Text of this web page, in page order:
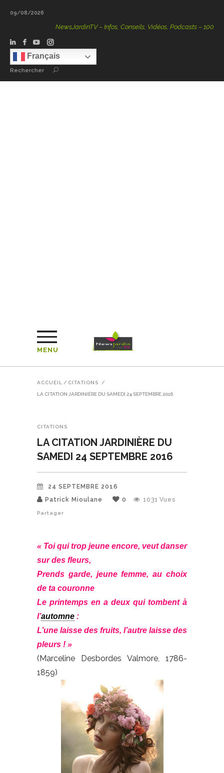
09/08/2026
NewsJardinTV – Infos, Conseils, Vidéos, Podcasts – 100 %
Français
Rechercher
MENU
ACCUEIL / CITATIONS /
LA CITATION JARDINIÈRE DU SAMEDI 24 SEPTEMBRE 2016
CITATIONS
LA CITATION JARDINIÈRE DU
SAMEDI 24 SEPTEMBRE 2016
24 SEPTEMBRE 2016
Patrick Mioulane
0 1031 Vues
Partager
« Toi qui trop jeune encore, veut danser
sur des fleurs,
Prends garde, jeune femme, au choix
de ta couronne
Le printemps en a deux qui tombent à
l’automne :
L’une laisse des fruits, l’autre laisse des
pleurs ! »
(Marceline Desbordes Valmore, 1786-
1859)